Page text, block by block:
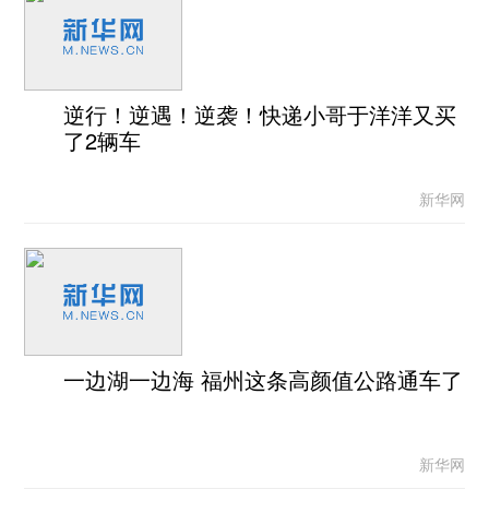
逆行！逆遇！逆袭！快递小哥于洋洋又买
了2辆车
新华网
一边湖一边海 福州这条高颜值公路通车了
新华网